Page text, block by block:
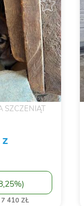
SZCZENIĄT
)
7 410 ZŁ